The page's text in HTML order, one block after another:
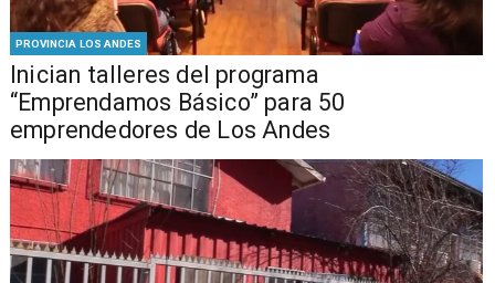
PROVINCIA LOS ANDES
Inician talleres del programa
“Emprendamos Básico” para 50
emprendedores de Los Andes